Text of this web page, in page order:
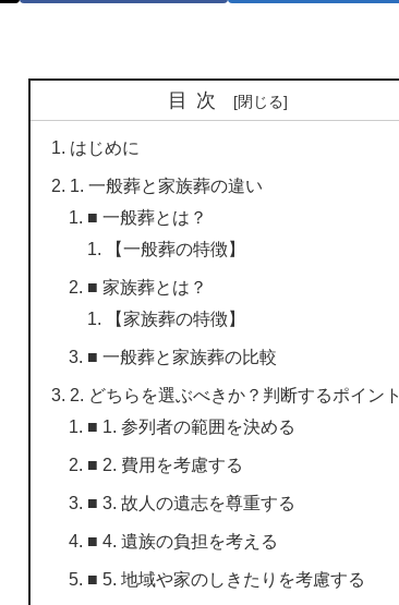
目次
はじめに
1. 一般葬と家族葬の違い
■ 一般葬とは？
【一般葬の特徴】
■ 家族葬とは？
【家族葬の特徴】
■ 一般葬と家族葬の比較
2. どちらを選ぶべきか？判断するポイント
■ 1. 参列者の範囲を決める
■ 2. 費用を考慮する
■ 3. 故人の遺志を尊重する
■ 4. 遺族の負担を考える
■ 5. 地域や家のしきたりを考慮する